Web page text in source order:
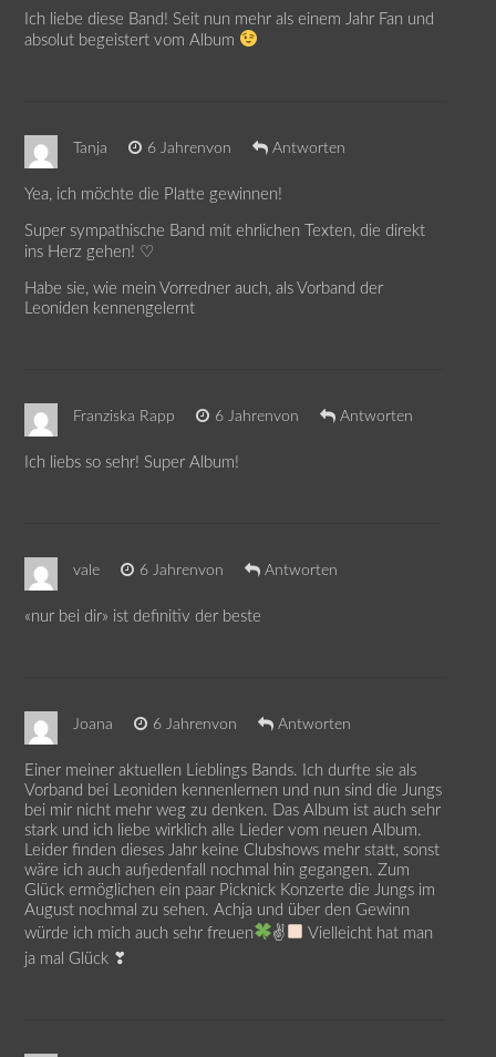
Ich liebe diese Band! Seit nun mehr als einem Jahr Fan und
absolut begeistert vom Album
Tanja 6 Jahrenvon Antworten
Yea, ich möchte die Platte gewinnen!
Super sympathische Band mit ehrlichen Texten, die direkt
ins Herz gehen! ♡
Habe sie, wie mein Vorredner auch, als Vorband der
Leoniden kennengelernt
Franziska Rapp 6 Jahrenvon Antworten
Ich liebs so sehr! Super Album!
vale 6 Jahrenvon Antworten
«nur bei dir» ist definitiv der beste
Joana 6 Jahrenvon Antworten
Einer meiner aktuellen Lieblings Bands. Ich durfte sie als
Vorband bei Leoniden kennenlernen und nun sind die Jungs
bei mir nicht mehr weg zu denken. Das Album ist auch sehr
stark und ich liebe wirklich alle Lieder vom neuen Album.
Leider finden dieses Jahr keine Clubshows mehr statt, sonst
wäre ich auch aufjedenfall nochmal hin gegangen. Zum
Glück ermöglichen ein paar Picknick Konzerte die Jungs im
August nochmal zu sehen. Achja und über den Gewinn
würde ich mich auch sehr freuen
✌
Vielleicht hat man
ja mal Glück ❣